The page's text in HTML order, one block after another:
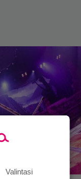
Valintasi